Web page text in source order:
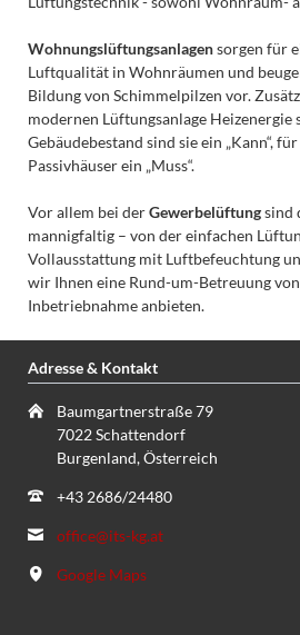
Wohnungslüftungsanlagensorgen für
Luftqualität in Wohnräumen und
Bildung von Schimmelpilzen vor.
modernen Lüftungsanlage Heizenergie
Gebäudebestand sind sie ein „Kann“,
Passivhäuser ein „Muss“.
Vor allem bei derGewerbelüftungsind
mannigfaltig – von der einfachen
Vollausstattung mit Luftbefeuchtung
wir Ihnen eine Rund-um-Betreuung
Inbetriebnahme anbieten.
Adresse & Kontakt
Baumgartnerstraße 79
7022 Schattendorf
Burgenland, Österreich
+43 2686/24480
office@its-kg.at
Google Maps